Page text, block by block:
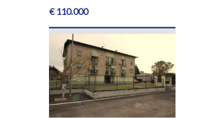
€ 110.000